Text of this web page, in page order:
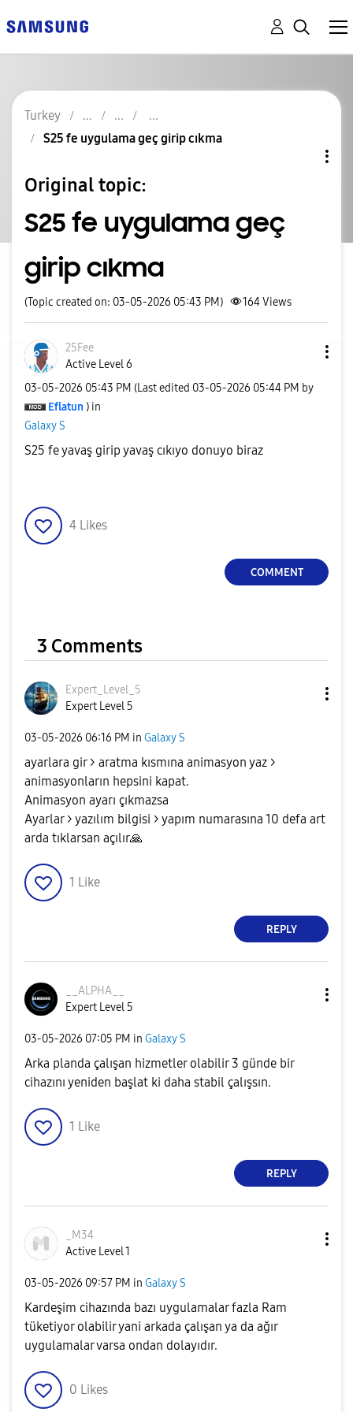
Turkey
S25 fe uygulama geç girip cıkma
Original topic:
S25 fe uygulama geç
girip cıkma
(Topic created on: 03-05-2026 05:43 PM) 164Views
25Fee
Active Level 6
‎03-05-2026 05:43 PM (Last edited ‎03-05-2026 05:44 PM by
Eflatun ) in
Galaxy S
S25 fe yavaş girip yavaş cıkıyo donuyo biraz
4 Likes
COMMENT
3 Comments
Expert_Level_5
Expert Level 5
‎03-05-2026 06:16 PM in Galaxy S
ayarlara gir > aratma kısmına animasyon yaz >
animasyonların hepsini kapat.
Animasyon ayarı çıkmazsa
Ayarlar > yazılım bilgisi > yapım numarasına 10 defa art
arda tıklarsan açılır🙏
1 Like
REPLY
__ALPHA__
Expert Level 5
‎03-05-2026 07:05 PM in Galaxy S
Arka planda çalışan hizmetler olabilir 3 günde bir
cihazını yeniden başlat ki daha stabil çalışsın.
1 Like
REPLY
_M34
Active Level 1
‎03-05-2026 09:57 PM in Galaxy S
Kardeşim cihazında bazı uygulamalar fazla Ram
tüketiyor olabilir yani arkada çalışan ya da ağır
uygulamalar varsa ondan dolayıdır.
0 Likes